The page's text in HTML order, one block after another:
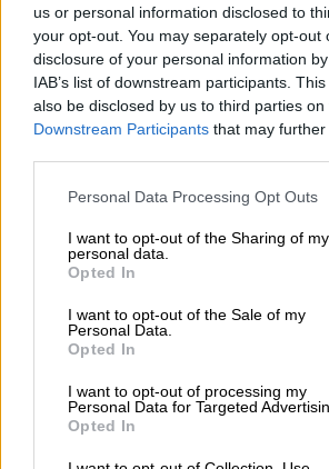
us or personal information disclosed to
your opt-out. You may separately opt-out
disclosure of your personal information
IAB’s list of downstream participants.
also be disclosed by us to third parties on
Downstream Participants that may
Personal Data Processing Opt Outs
I want to opt-out of the Sharing of my
personal data.
Opted In
I want to opt-out of the Sale of my
Personal Data.
Opted In
I want to opt-out of processing my
Personal Data for Targeted
Opted In
Ayuso indigna a una
tras sus declaraciones
quiere pasar página